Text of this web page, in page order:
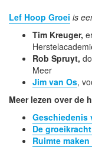
Lef Hoop Groei is
Tim Kreuger,
Rob Spruyt,
Meer
Jim van Os,
Meer lezen over de
Geschiedenis
De
Ruimte